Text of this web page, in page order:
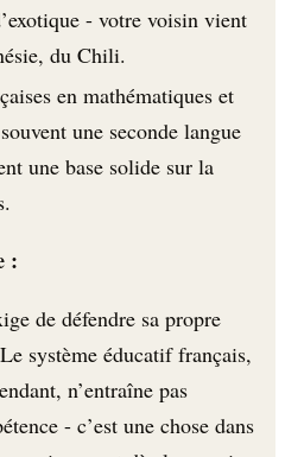
- votre voisin vient
du Chili.
en mathématiques et
une seconde langue
une base solide sur la
:
de défendre sa propre
système éducatif français,
n’entraîne pas
- c’est une chose dans